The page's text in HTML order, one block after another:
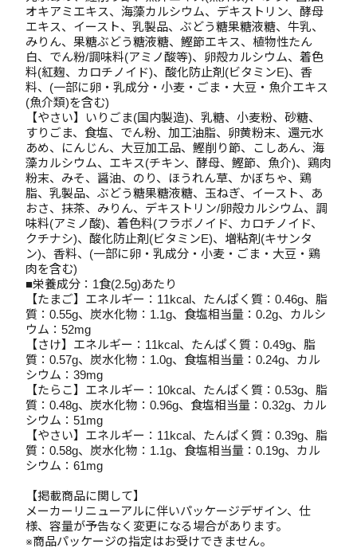
オキアミエキス、海藻カルシウム、デキストリン、酵母
エキス、イースト、乳製品、ぶどう糖果糖液糖、牛乳、
みりん、果糖ぶどう糖液糖、鰹節エキス、植物性たん
白、でん粉/調味料(アミノ酸等)、卵殻カルシウム、着色
料(紅麹、カロチノイド)、酸化防止剤(ビタミンE)、香
料、(一部に卵・乳成分・小麦・ごま・大豆・魚介エキス
(魚介類)を含む)
【やさい】いりごま(国内製造)、乳糖、小麦粉、砂糖、
すりごま、食塩、でん粉、加工油脂、卵黄粉末、還元水
あめ、にんじん、大豆加工品、鰹削り節、こしあん、海
藻カルシウム、エキス(チキン、酵母、鰹節、魚介)、鶏肉
粉末、みそ、醤油、のり、ほうれん草、かぼちゃ、鶏
脂、乳製品、ぶどう糖果糖液糖、玉ねぎ、イースト、あ
おさ、抹茶、みりん、デキストリン/卵殻カルシウム、調
味料(アミノ酸)、着色料(フラボノイド、カロチノイド、
クチナシ)、酸化防止剤(ビタミンE)、増粘剤(キサンタ
ン)、香料、(一部に卵・乳成分・小麦・ごま・大豆・鶏
肉を含む)
■栄養成分：1食(2.5g)あたり
【たまご】エネルギー：11kcal、たんぱく質：0.46g、脂
質：0.55g、炭水化物：1.1g、食塩相当量：0.2g、カルシ
ウム：52mg
【さけ】エネルギー：11kcal、たんぱく質：0.49g、脂
質：0.57g、炭水化物：1.0g、食塩相当量：0.24g、カル
シウム：39mg
【たらこ】エネルギー：10kcal、たんぱく質：0.53g、脂
質：0.48g、炭水化物：0.96g、食塩相当量：0.32g、カル
シウム：51mg
【やさい】エネルギー：11kcal、たんぱく質：0.39g、脂
質：0.58g、炭水化物：1.1g、食塩相当量：0.19g、カル
シウム：61mg
【掲載商品に関して】
メーカーリニューアルに伴いパッケージデザイン、仕
様、容量が予告なく変更になる場合があります。
※商品パッケージの指定はお受けできません。